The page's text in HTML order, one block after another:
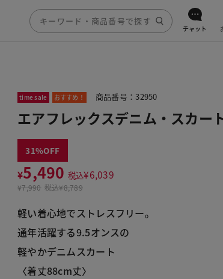
チャット
time sale おすすめ！ 商品番号：32950
エアフレックスデニム・スカー
31
¥5,490 税込¥6,039
¥7,990 税込¥8,789
軽い着心地でストレスフリー。
通年活躍する9.5オンスの
軽やかデニムスカート
〈着丈88cm丈〉